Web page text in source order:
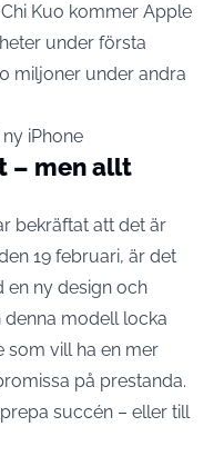
Kuo kommer Apple
under första
miljoner under andra
iPhone
– men allt
bekräftat att det är
19 februari, är det
en ny design och
denna modell locka
som vill ha en mer
på prestanda.
succén – eller till